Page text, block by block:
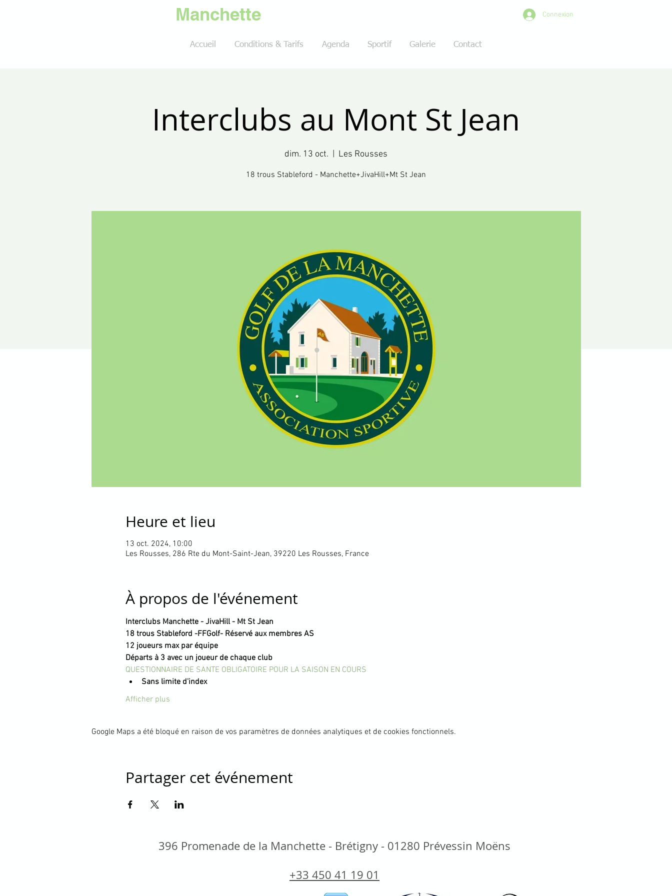
Manchette Connexion
Accueil Conditions & Tarifs Agenda Sportif Galerie Contact
Interclubs au Mont St Jean
dim. 13 oct. Les Rousses
18 trous Stableford - Manchette+JivaHill+Mt St Jean
Heure et lieu
13 oct. 2024, 10:00
Les Rousses, 286 Rte du Mont-Saint-Jean, 39220 Les Rousses, France
À propos de l'événement
Interclubs Manchette - JivaHill - Mt St Jean
18 trous Stableford -FFGolf- Réservé aux membres AS
12 joueurs max par équipe
Départs à 3 avec un joueur de chaque club
QUESTIONNAIRE DE SANTE OBLIGATOIRE POUR LA SAISON EN COURS
Sans limite d'index
Afficher plus
Google Maps a été bloqué en raison de vos paramètres de données analytiques et de cookies fonctionnels.
Partager cet événement
396 Promenade de la Manchette - Brétigny - 01280 Prévessin Moëns
+33 450 41 19 01